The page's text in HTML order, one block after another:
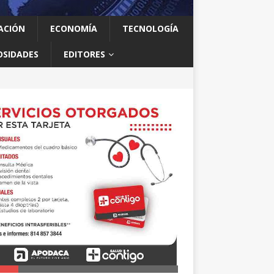
ECONOMÍA TECNOLOGÍA
EDITORES